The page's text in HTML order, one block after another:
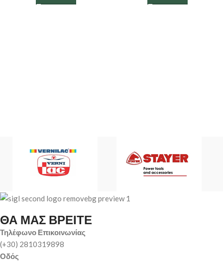
ΘΑ ΜΑΣ ΒΡΕΙΤΕ
Τηλέφωνο Επικοινωνίας
(+30) 2810319898
Οδός